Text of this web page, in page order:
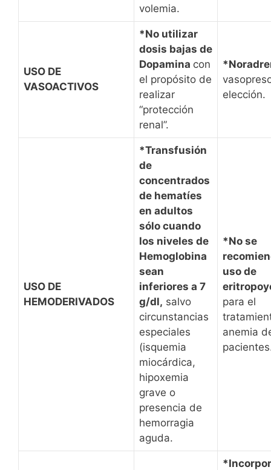
volemia.
USO DE
VASOACTIVOS
*No utilizar
dosis bajas de
Dopamina con
el propósito de
realizar
“protección
renal”.
elección.
USO DE
HEMODERIVADOS
*Transfusión
de
concentrados
de hematíes
en adultos
sólo cuando
los niveles de
Hemoglobina
sean
inferiores a 7
g/dl, salvo
circunstancias
especiales
(isquemia
miocárdica,
hipoxemia
grave o
presencia de
hemorragia
aguda.
*No se
uso de
para el
anemia